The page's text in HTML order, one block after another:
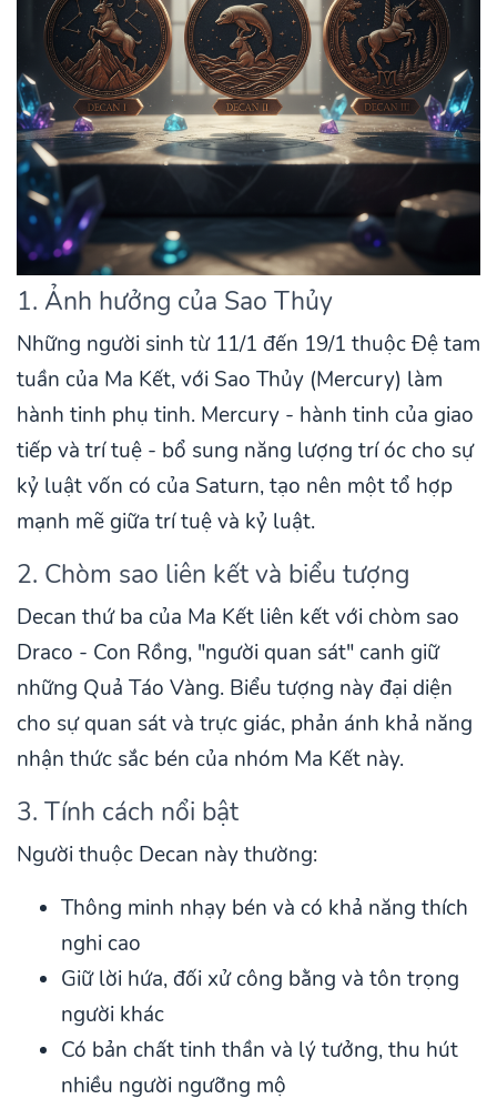
1. Ảnh hưởng của Sao Thủy
Những người sinh từ 11/1 đến 19/1 thuộc Đệ tam
tuần của Ma Kết, với Sao Thủy (Mercury) làm
hành tinh phụ tinh. Mercury - hành tinh của giao
tiếp và trí tuệ - bổ sung năng lượng trí óc cho sự
kỷ luật vốn có của Saturn, tạo nên một tổ hợp
mạnh mẽ giữa trí tuệ và kỷ luật.
2. Chòm sao liên kết và biểu tượng
Decan thứ ba của Ma Kết liên kết với chòm sao
Draco - Con Rồng, "người quan sát" canh giữ
những Quả Táo Vàng. Biểu tượng này đại diện
cho sự quan sát và trực giác, phản ánh khả năng
nhận thức sắc bén của nhóm Ma Kết này.
3. Tính cách nổi bật
Người thuộc Decan này thường:
Thông minh nhạy bén và có khả năng thích
nghi cao
Giữ lời hứa, đối xử công bằng và tôn trọng
người khác
Có bản chất tinh thần và lý tưởng, thu hút
nhiều người ngưỡng mộ